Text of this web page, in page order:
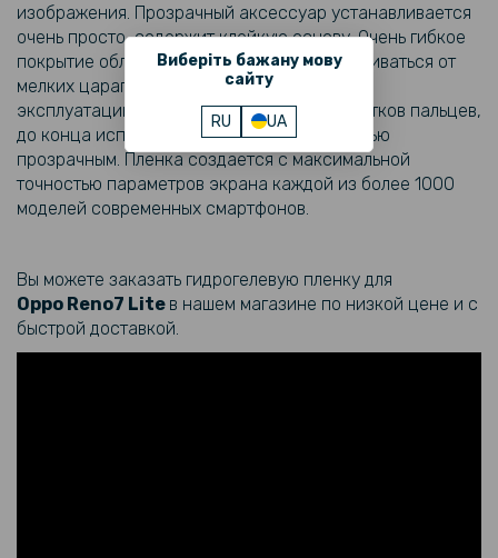
Виберіть бажану мову
сайту
RU UA
изображения. Прозрачный аксессуар устанавливается
очень просто, содержит клейкую основу. Очень гибкое
покрытие обладает способностью разглаживаться от
мелких царапин, что увеличивает его срок
эксплуатации. Снижает количество отпечатков пальцев,
до конца использования остается полностью
прозрачным. Пленка создается с максимальной
точностью параметров экрана каждой из более 1000
моделей современных смартфонов.
Вы можете заказать гидрогелевую пленку для
Oppo Reno7 Lite в нашем магазине по низкой цене и с
быстрой доставкой.